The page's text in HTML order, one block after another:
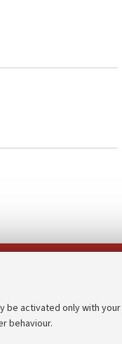
be activated only with
behaviour.Accessibility